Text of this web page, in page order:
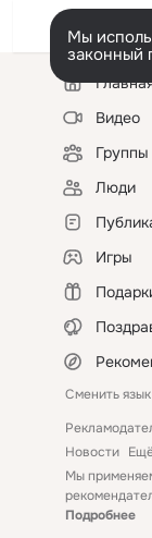
Мы
законный
Левая
колонка
Видео
Группы
Люди
Игры
Сменить язык
Новости
Мы
Подробнее